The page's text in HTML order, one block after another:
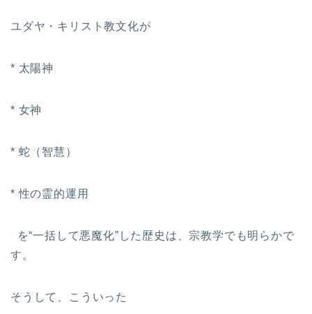
ユダヤ・キリスト教文化が
* 太陽神
* 女神
* 蛇（智慧）
* 性の霊的運用
を“一括して悪魔化”した歴史は、宗教学でも明らかで
す。
そうして、こういった